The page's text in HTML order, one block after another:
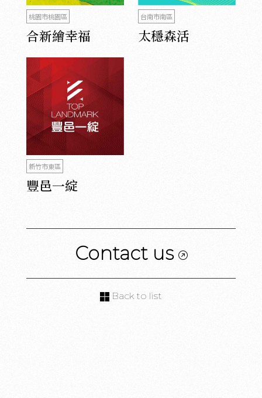
桃園市桃園區
合新繪幸福
台南市南區
太穩森活
新竹市東區
豐邑一綻
Contact us
Back to list